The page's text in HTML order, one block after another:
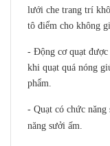
lưới che trang trí
tô điểm cho không
- Động cơ quạt
khi quạt quá nóng
phẩm.
- Quạt có chức
năng sưởi ấm.